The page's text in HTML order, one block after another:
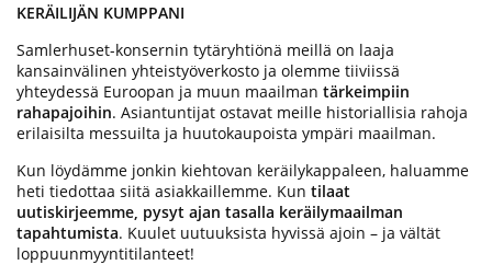
KERÄILIJÄN KUMPPANI
Samlerhuset-konsernin tytäryhtiönä meillä on laaja
kansainvälinen yhteistyöverkosto ja olemme tiiviissä
yhteydessä Euroopan ja muun maailman tärkeimpiin
rahapajoihin. Asiantuntijat ostavat meille historiallisia rahoja
erilaisilta messuilta ja huutokaupoista ympäri maailman.
Kun löydämme jonkin kiehtovan keräilykappaleen, haluamme
heti tiedottaa siitä asiakkaillemme. Kun tilaat
uutiskirjeemme, pysyt ajan tasalla keräilymaailman
tapahtumista. Kuulet uutuuksista hyvissä ajoin – ja vältät
loppuunmyyntitilanteet!